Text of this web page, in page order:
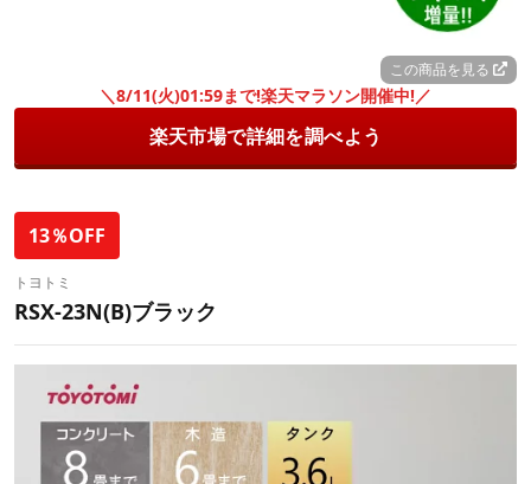
この商品を見る
＼8/11(火)01:59まで!楽天マラソン開催中!／
楽天市場で詳細を調べよう
13％OFF
トヨトミ
RSX-23N(B)ブラック